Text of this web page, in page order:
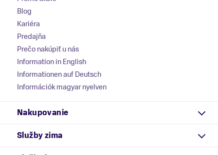
Blog
Kariéra
Predajňa
Prečo nakúpiť u nás
Information in English
Informationen auf Deutsch
Információk magyar nyelven
Nakupovanie
Služby zima